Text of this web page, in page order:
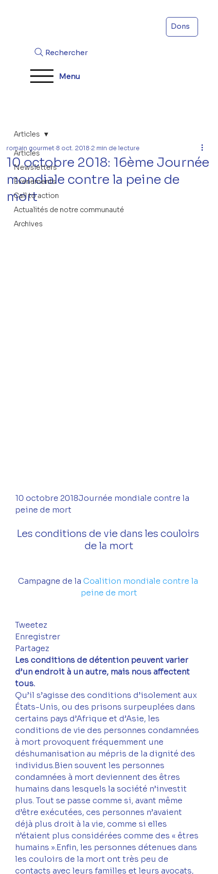
Menu
Rechercher
Dons
Articles
Newsletters
Évenements
Call to action
Actualités de notre communauté
Archives
Articles
10 octobre 2018: 16ème Journée
mondiale contre la peine de
mort
romain gourmet 8 oct. 2018 2 min de lecture
10 octobre 2018Journée mondiale contre la
peine de mort
Les conditions de vie dans les couloirs
de la mort
Campagne de la Coalition mondiale contre la
peine de mort
Tweetez
Enregistrer
Partagez
Les conditions de détention peuvent varier
d’un endroit à un autre, mais nous affectent
tous.
Qu’il s’agisse des conditions d’isolement aux
États-Unis, ou des prisons surpeuplées dans
certains pays d’Afrique et d’Asie, les
conditions de vie des personnes condamnées
à mort provoquent fréquemment une
déshumanisation au mépris de la dignité des
individus.Bien souvent les personnes
condamnées à mort deviennent des êtres
humains dans lesquels la société n’investit
plus. Tout se passe comme si, avant même
d’être exécutées, ces personnes n’avaient
déjà plus droit à la vie, comme si elles
n’étaient plus considérées comme des « êtres
humains ».Enfin, les personnes détenues dans
les couloirs de la mort ont très peu de
contacts avec leurs familles et leurs avocats,